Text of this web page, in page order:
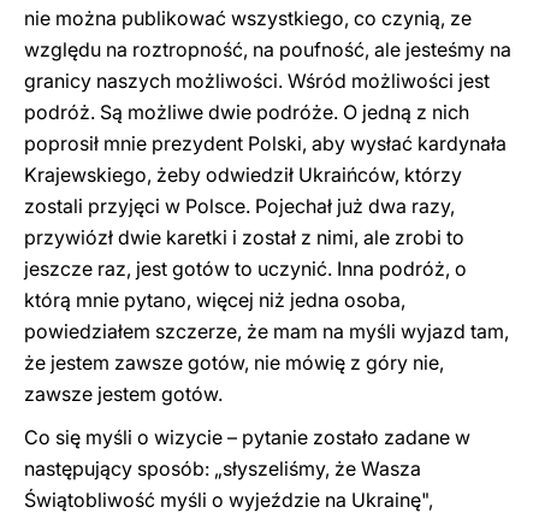
nie można publikować wszystkiego, co czynią, ze
względu na roztropność, na poufność, ale jesteśmy na
granicy naszych możliwości. Wśród możliwości jest
podróż. Są możliwe dwie podróże. O jedną z nich
poprosił mnie prezydent Polski, aby wysłać kardynała
Krajewskiego, żeby odwiedził Ukraińców, którzy
zostali przyjęci w Polsce. Pojechał już dwa razy,
przywiózł dwie karetki i został z nimi, ale zrobi to
jeszcze raz, jest gotów to uczynić. Inna podróż, o
którą mnie pytano, więcej niż jedna osoba,
powiedziałem szczerze, że mam na myśli wyjazd tam,
że jestem zawsze gotów, nie mówię z góry nie,
zawsze jestem gotów.
Co się myśli o wizycie – pytanie zostało zadane w
następujący sposób: „słyszeliśmy, że Wasza
Świątobliwość myśli o wyjeździe na Ukrainę",